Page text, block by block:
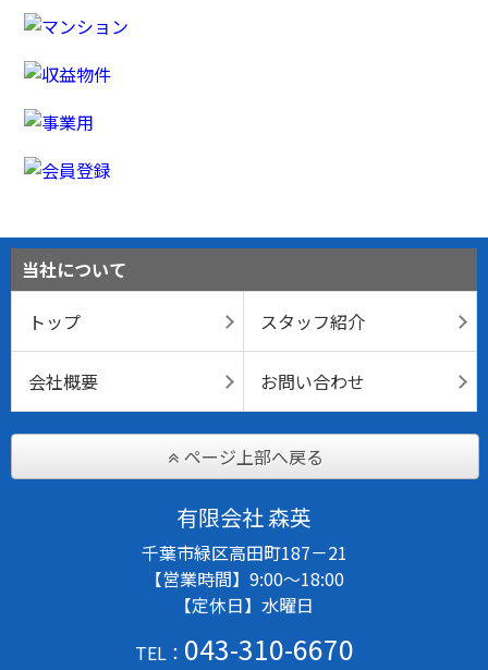
当社について
トップ
スタッフ紹介
会社概要 お問い合わせ
ページ上部へ戻る
有限会社 森英
千葉市緑区高田町187－21
【営業時間】9:00～18:00
【定休日】水曜日
TEL： 043-310-6670